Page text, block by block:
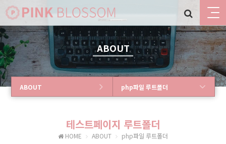
ABOUT
ABOUT php파일 루트폴더
테스트페이지 루트폴더
HOME ABOUT php파일 루트폴더